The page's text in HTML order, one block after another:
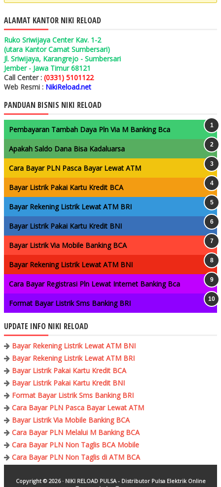
ALAMAT KANTOR NIKI RELOAD
Ruko Sriwijaya Center Kav. 1-2
(utara Kantor Camat Sumbersari)
Jl. Sriwijaya, Karangrejo - Sumbersari
Jember - Jawa Timur 68121
Call Center : (0331) 5101122
Web Resmi : NikiReload.net
PANDUAN BISNIS NIKI RELOAD
Pembayaran Tambah Daya Pln Via M Banking Bca
Apakah Saldo Dana Bisa Kadaluarsa
Cara Bayar PLN Pasca Bayar Lewat ATM
Bayar Listrik Pakai Kartu Kredit BCA
Bayar Rekening Listrik Lewat ATM BRI
Bayar Listrik Pakai Kartu Kredit BNI
Bayar Listrik Via Mobile Banking BCA
Bayar Rekening Listrik Lewat ATM BNI
Cara Bayar Registrasi Pln Lewat Internet Banking Bca
Format Bayar Listrik Sms Banking BRI
UPDATE INFO NIKI RELOAD
Bayar Rekening Listrik Lewat ATM BNI
Bayar Rekening Listrik Lewat ATM BRI
Bayar Listrik Pakai Kartu Kredit BCA
Bayar Listrik Pakai Kartu Kredit BNI
Format Bayar Listrik Sms Banking BRI
Cara Bayar PLN Pasca Bayar Lewat ATM
Bayar Listrik Via Mobile Banking BCA
Cara Bayar PLN Melalui M Banking BCA
Cara Bayar PLN Non Taglis BCA Mobile
Cara Bayar PLN Non Taglis di ATM BCA
Copyright © 2026 · NIKI RELOAD PULSA - Distributor Pulsa Elektrik Online